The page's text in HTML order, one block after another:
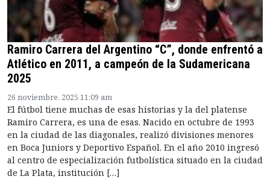
Ramiro Carrera del Argentino “C”, donde enfrentó a
Atlético en 2011, a campeón de la Sudamericana
2025
26 noviembre, 2025 11:09 am
El fútbol tiene muchas de esas historias y la del platense
Ramiro Carrera, es una de esas. Nacido en octubre de 1993
en la ciudad de las diagonales, realizó divisiones menores
en Boca Juniors y Deportivo Español. En el año 2010 ingresó
al centro de especialización futbolística situado en la ciudad
de La Plata, institución […]